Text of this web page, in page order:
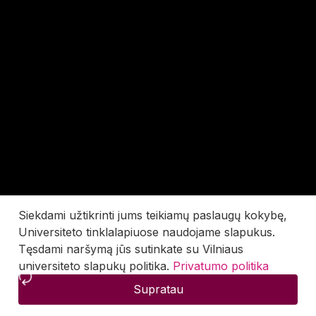
Siekdami užtikrinti jums teikiamų paslaugų kokybę,
Universiteto tinklalapiuose naudojame slapukus.
Tęsdami naršymą jūs sutinkate su Vilniaus
universiteto slapukų politika. Privatumo politika
Supratau